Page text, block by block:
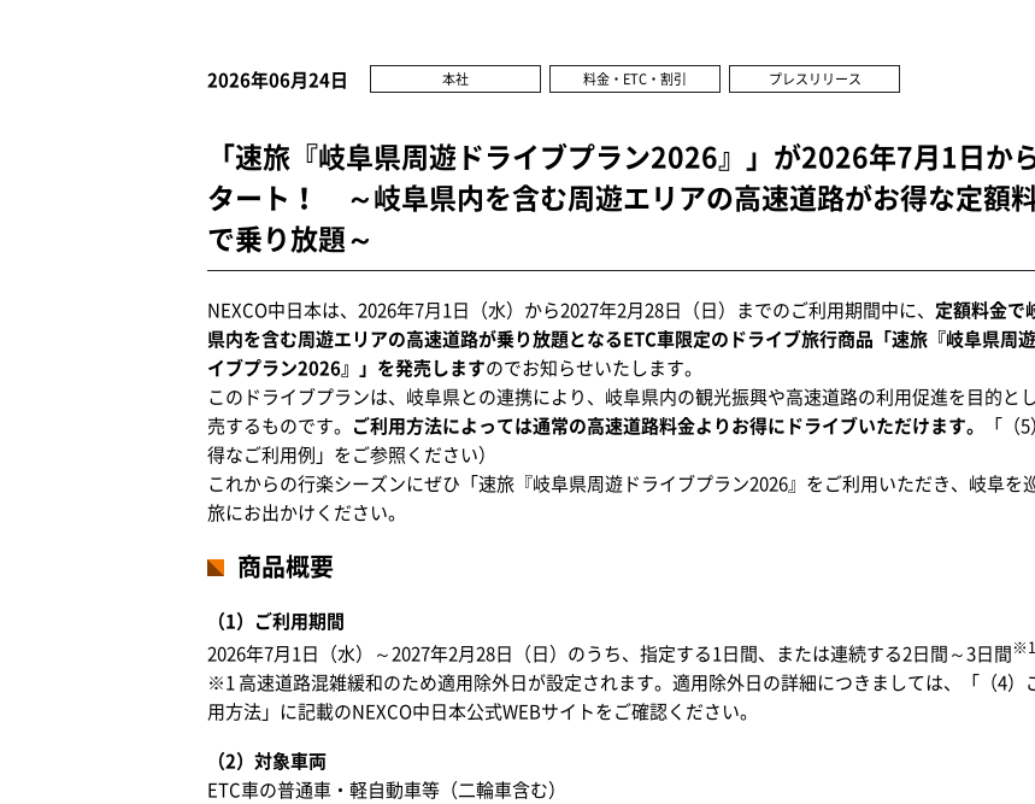
2026年06月24日 本社 料金・ETC・割引 プレスリリース
「速旅『岐阜県周遊ドライブプラン2026』」が2026年7月1日か
タート！ ～岐阜県内を含む周遊エリアの高速道路がお得な定額
で乗り放題～
NEXCO中日本は、2026年7月1日（水）から2027年2月28日（日）までのご利用期間中に、 定額料金で
県内を含む周遊エリアの高速道路が乗り放題となるETC車限定のドライブ旅行商品「速旅『岐阜県周
イブプラン2026』」を発売しますのでお知らせいたします。
このドライブプランは、岐阜県との連携により、岐阜県内の観光振興や高速道路の利用促進を目的と
売するものです。 ご利用方法によっては通常の高速道路料金よりお得にドライブいただけます。
「（
得なご利用例」をご参照ください）
これからの行楽シーズンにぜひ「速旅『岐阜県周遊ドライブプラン2026』をご利用いただき、岐阜を
旅にお出かけください。
商品概要
（1）ご利用期間
2026年7月1日（水）～2027年2月28日（日）のうち、指定する1日間、または連続する2日間～3日間※1
※1 高速道路混雑緩和のため適用除外日が設定されます。適用除外日の詳細につきましては、「（4）
用方法」に記載のNEXCO中日本公式WEBサイトをご確認ください。
（2）対象車両
ETC車の普通車・軽自動車等（二輪車含む）